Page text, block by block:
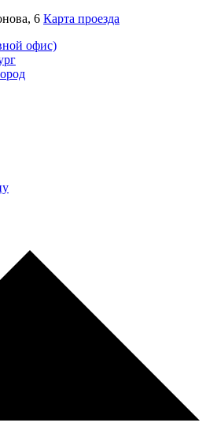
6 Карта проезда
офис)